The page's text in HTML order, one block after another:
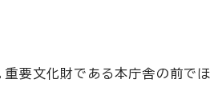
重要文化財である本庁舎の前でほ